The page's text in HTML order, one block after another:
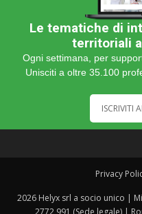
Le tematiche di
territoriali
Ogni settimana, per
Unisciti a oltre 35.100
ISCRIVITI
Privacy
2026 Helyx srl a socio unico |